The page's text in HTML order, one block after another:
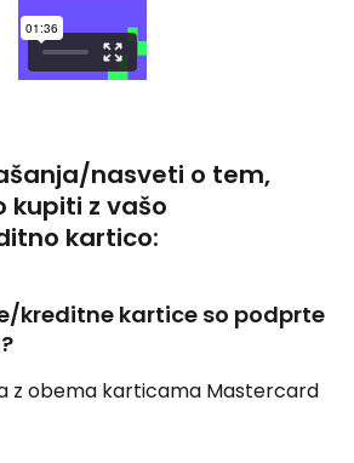
nasveti o tem,
kupiti z vašo
kartico:
kreditne kartice so podprte
z obema karticama Mastercard